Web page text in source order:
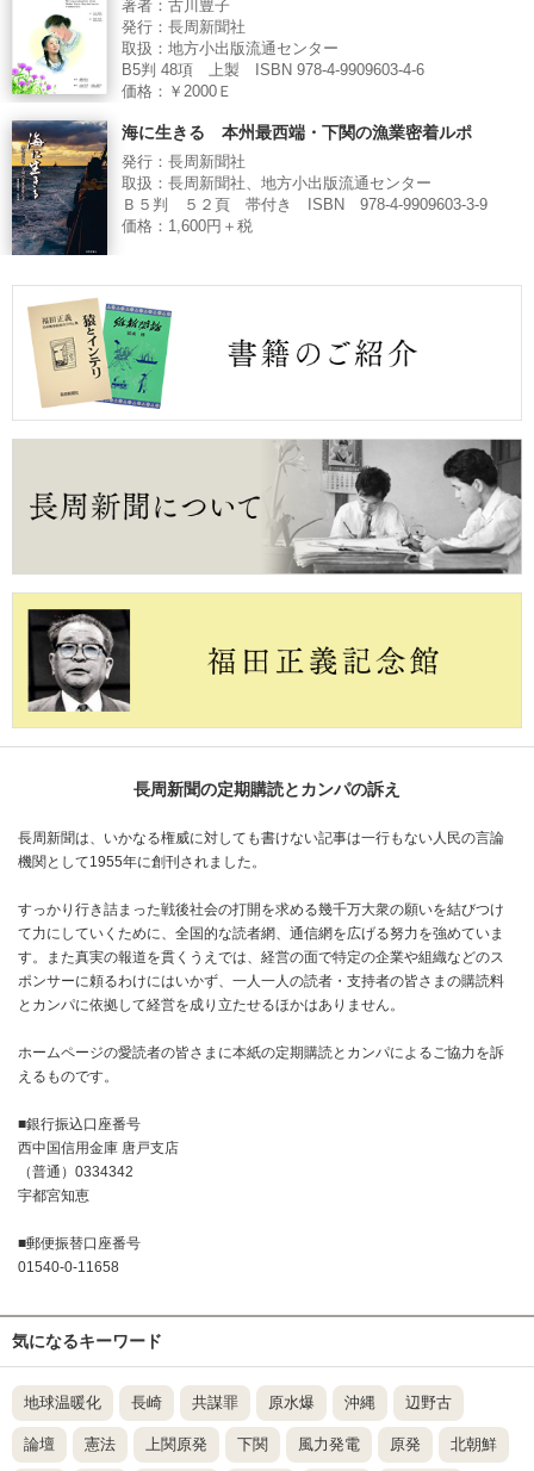
著者：古川豊子
発行：長周新聞社
取扱：地方小出版流通センター
B5判 48項 上製 ISBN 978-4-9909603-4-6
価格：￥2000Ｅ
海に生きる 本州最西端・下関の漁業密着ルポ
発行：長周新聞社
取扱：長周新聞社、地方小出版流通センター
Ｂ５判 ５２頁 帯付き ISBN 978-4-9909603-3-9
価格：1,600円＋税
長周新聞の定期購読とカンパの訴え
長周新聞は、いかなる権威に対しても書けない記事は一行もない人民の言論
機関として1955年に創刊されました。
すっかり行き詰まった戦後社会の打開を求める幾千万大衆の願いを結びつけ
て力にしていくために、全国的な読者網、通信網を広げる努力を強めていま
す。また真実の報道を貫くうえでは、経営の面で特定の企業や組織などのス
ポンサーに頼るわけにはいかず、一人一人の読者・支持者の皆さまの購読料
とカンパに依拠して経営を成り立たせるほかはありません。
ホームページの愛読者の皆さまに本紙の定期購読とカンパによるご協力を訴
えるものです。
■銀行振込口座番号
西中国信用金庫 唐戸支店
（普通）0334342
宇都宮知恵
■郵便振替口座番号
01540-0-11658
気になるキーワード
地球温暖化 長崎 共謀罪 原水爆 沖縄 辺野古
論壇 憲法 上関原発 下関 風力発電 原発 北朝鮮